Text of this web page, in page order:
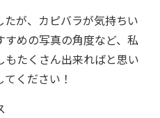
が、カピバラが気持ちい
めの写真の角度など、私
たくさん出来ればと思い
ください！